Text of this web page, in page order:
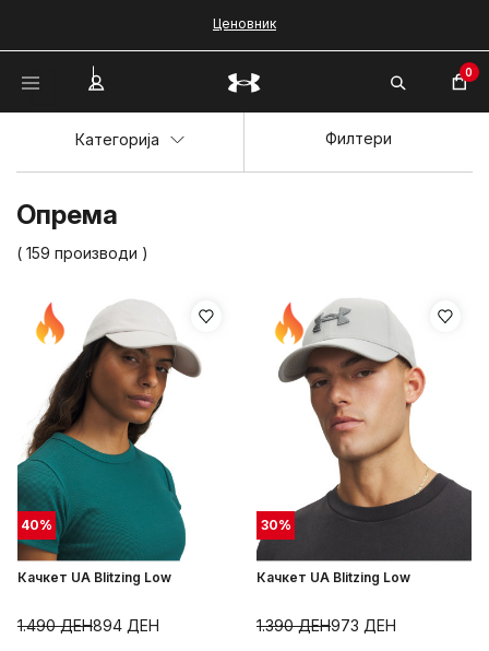
Ценовник
0
Опрема
( 159 производи )
Категорија Филтери
40%
Качкет UA Blitzing Low
894 ДЕН
1.490ДЕН
30%
Качкет UA Blitzing Low
973 ДЕН
1.390ДЕН